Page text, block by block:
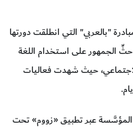
"بالعربي" التي انطلقت دورتها
الجمهور على استخدام اللغة
حيث شهدت فعاليات
المؤسَّسة عبر تطبيق «زووم» تحت